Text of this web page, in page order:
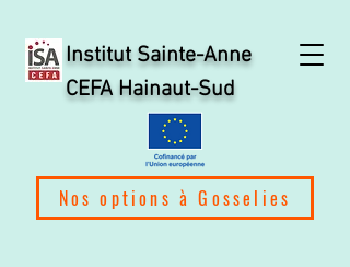
Institut Sainte-Anne
CEFA Hainaut-Sud
Nos options à Gosselies